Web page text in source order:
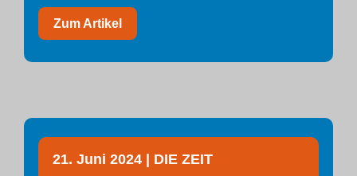
Zum Artikel
21. Juni 2024 | DIE ZEIT